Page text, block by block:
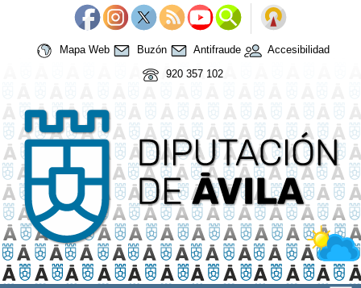
Mapa Web Buzón Antifraude
Accesibilidad
920 357 102